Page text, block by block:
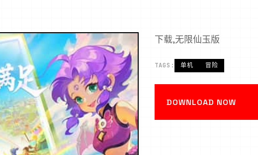
下载,无限仙玉版
TAGS: 单机 冒险
DOWNLOAD NOW